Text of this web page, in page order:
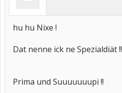
hu hu Nixe !
Dat nenne ick ne Spezialdiät !!
Prima und Suuuuuuupi !!